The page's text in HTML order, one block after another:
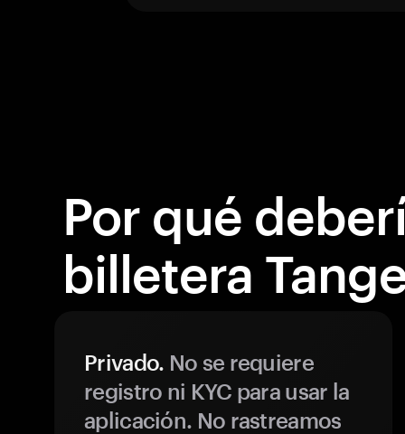
Por qué
billetera
Privado. No se requiere
registro ni KYC para usar la
aplicación. No rastreamos